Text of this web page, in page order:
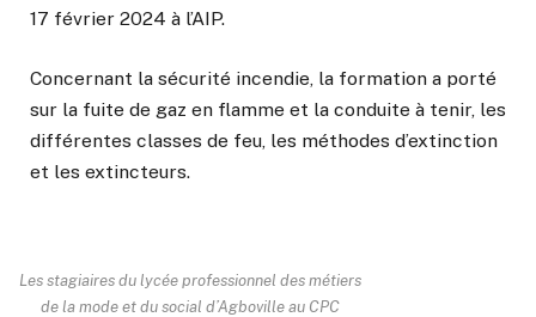
17 février 2024 à l’AIP.
Concernant la sécurité incendie, la formation a porté
sur la fuite de gaz en flamme et la conduite à tenir, les
différentes classes de feu, les méthodes d’extinction
et les extincteurs.
Les stagiaires du lycée professionnel des métiers
de la mode et du social d’Agboville au CPC